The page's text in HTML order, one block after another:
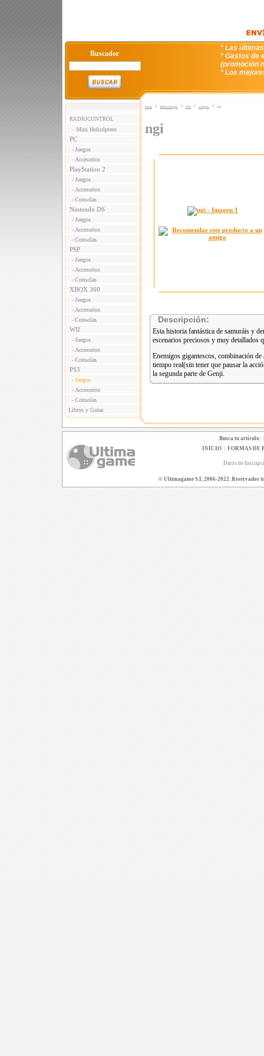
Buscador
* Las
* Gastos de
(promoción
* Los
RADIOCONTROL
- Mini Helicóptero
PC
- Juegos
- Accesorios
PlayStation 2
- Juegos
- Accesorios
- Consolas
Nintendo DS
- Juegos
- Accesorios
- Consolas
PSP
- Juegos
- Accesorios
- Consolas
XBOX 360
- Juegos
- Accesorios
- Consolas
WII
- Juegos
- Accesorios
- Consolas
PS3
- Juegos
- Accesorios
- Consolas
Libros y Guias
Inicio > VideoJuegos > PS3 > Juegos > ngi
ngi
Descripción:
Esta historia fantástica de samuráis y
escenarios preciosos y muy detallados
Enemigos gigantescos, combinación
tiempo real(sin tener que pausar la
la segunda parte de Genji.
Busca tu artículo:
INICIO| FORMAS DE
Datos de
© Ultimagame S.L 2006-2022. Reservados